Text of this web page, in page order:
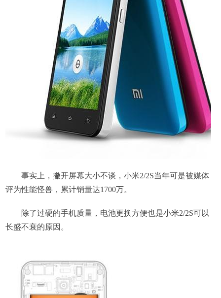
事实上，撇开屏幕大小不谈，小米2/2S当年可是被媒体
评为性能怪兽，累计销量达1700万。
除了过硬的手机质量，电池更换方便也是小米2/2S可以
长盛不衰的原因。